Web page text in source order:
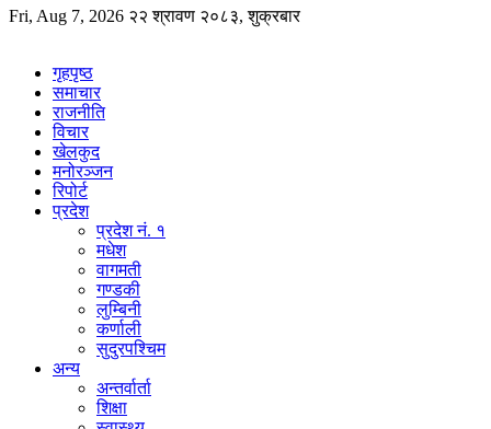
Fri, Aug 7, 2026 २२ श्रावण २०८३, शुक्रबार
गृहपृष्ठ
समाचार
राजनीति
विचार
खेलकुद
मनोरञ्जन
रिपोर्ट
प्रदेश
प्रदेश नं. १
मधेश
वागमती
गण्डकी
लुम्बिनी
कर्णाली
सुदुरपश्चिम
अन्य
अन्तर्वार्ता
शिक्षा